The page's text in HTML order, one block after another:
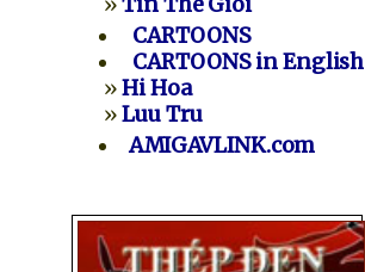
CARTOONS
CARTOONS in English
»Hi Hoa
»Luu Tru
AMIGAVLINK.com